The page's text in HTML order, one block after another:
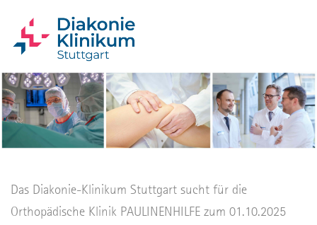
Das Diakonie-Klinikum Stuttgart sucht für die
Orthopädische Klinik PAULINENHILFE zum 01.10.2025